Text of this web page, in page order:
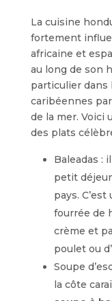
La cuisine
fortement
africaine et
au long de son
particulier dans
caribéennes
de la mer. Voici
des plats
Baleadas :
petit
pays. C’est
fourrée de
crème et
poulet ou
Soupe
la côte